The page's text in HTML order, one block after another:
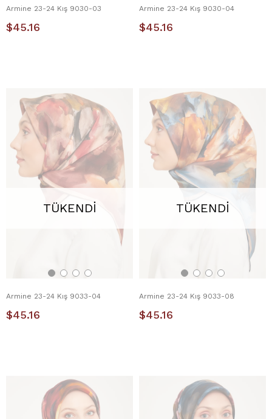
Armine 23-24 Kış 9030-03
$45.16
Armine 23-24 Kış 9030-04
$45.16
TÜKENDI
Armine 23-24 Kış 9033-04
$45.16
TÜKENDI
Armine 23-24 Kış 9033-08
$45.16